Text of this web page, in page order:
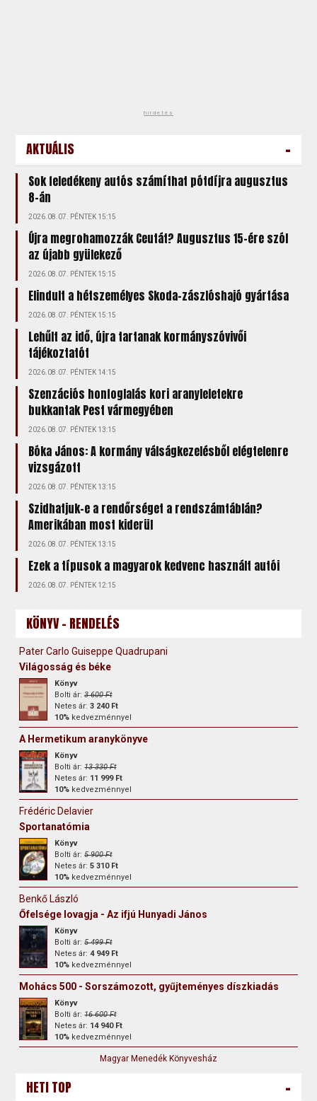
hirdetés
AKTUÁLIS -
Sok feledékeny autós számíthat pótdíjra augusztus
8-án
2026.08.07. PÉNTEK 15:15
Újra megrohamozzák Ceutát? Augusztus 15-ére szól
az újabb gyülekező
2026.08.07. PÉNTEK 15:15
Elindult a hétszemélyes Skoda-zászlóshajó gyártása
2026.08.07. PÉNTEK 15:15
Lehűlt az idő, újra tartanak kormányszóvivői
tájékoztatót
2026.08.07. PÉNTEK 14:15
Szenzációs honfoglalás kori aranyleletekre
bukkantak Pest vármegyében
2026.08.07. PÉNTEK 13:15
Bóka János: A kormány válságkezelésből elégtelenre
vizsgázott
2026.08.07. PÉNTEK 13:15
Szidhatjuk-e a rendőrséget a rendszámtáblán?
Amerikában most kiderül
2026.08.07. PÉNTEK 13:15
Ezek a típusok a magyarok kedvenc használt autói
2026.08.07. PÉNTEK 12:15
KÖNYV - RENDELÉS
Pater Carlo Guiseppe Quadrupani
Világosság és béke
Könyv
Bolti ár:3 600 Ft
Netes ár:3 240 Ft
10% kedvezménnyel
A Hermetikum aranykönyve
Könyv
Bolti ár:13 330 Ft
Netes ár: 11 999 Ft
10% kedvezménnyel
Frédéric Delavier
Sportanatómia
Könyv
Bolti ár:5 900 Ft
Netes ár:5 310 Ft
10% kedvezménnyel
Benkő László
Őfelsége lovagja - Az ifjú Hunyadi János
Könyv
Bolti ár:5 499 Ft
Netes ár:4 949 Ft
10% kedvezménnyel
Mohács 500 - Sorszámozott, gyűjteményes díszkiadás
Könyv
Bolti ár:16 600 Ft
Netes ár: 14 940 Ft
10% kedvezménnyel
Magyar Menedék Könyvesház
HETI TOP -